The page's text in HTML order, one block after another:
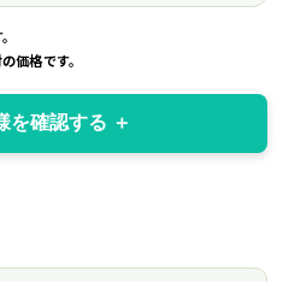
価格です。
を確認する